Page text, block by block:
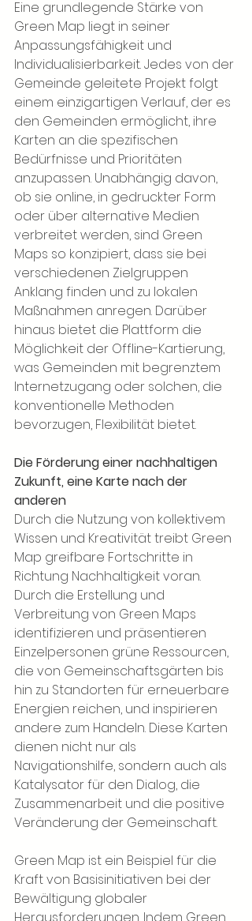
Eine grundlegende Stärke von
Green Map liegt in seiner
Anpassungsfähigkeit und
Individualisierbarkeit. Jedes von der
Gemeinde geleitete Projekt folgt
einem einzigartigen Verlauf, der es
den Gemeinden ermöglicht, ihre
Karten an die spezifischen
Bedürfnisse und Prioritäten
anzupassen. Unabhängig davon,
ob sie online, in gedruckter Form
oder über alternative Medien
verbreitet werden, sind Green
Maps so konzipiert, dass sie bei
verschiedenen Zielgruppen
Anklang finden und zu lokalen
Maßnahmen anregen. Darüber
hinaus bietet die Plattform die
Möglichkeit der Offline-Kartierung,
was Gemeinden mit begrenztem
Internetzugang oder solchen, die
konventionelle Methoden
bevorzugen, Flexibilität bietet.
Die Förderung einer nachhaltigen
Zukunft, eine Karte nach der
anderen
Durch die Nutzung von kollektivem
Wissen und Kreativität treibt Green
Map greifbare Fortschritte in
Richtung Nachhaltigkeit voran.
Durch die Erstellung und
Verbreitung von Green Maps
identifizieren und präsentieren
Einzelpersonen grüne Ressourcen,
die von Gemeinschaftsgärten bis
hin zu Standorten für erneuerbare
Energien reichen, und inspirieren
andere zum Handeln. Diese Karten
dienen nicht nur als
Navigationshilfe, sondern auch als
Katalysator für den Dialog, die
Zusammenarbeit und die positive
Veränderung der Gemeinschaft.
Green Map ist ein Beispiel für die
Kraft von Basisinitiativen bei der
Bewältigung globaler